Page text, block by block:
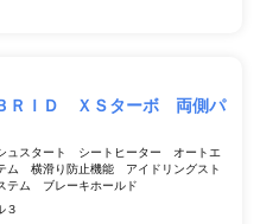
ＲＩＤ ＸＳターボ 両側パ
ュスタート シートヒーター オートエ
横滑り防止機能 アイドリングスト
テム ブレーキホールド
３